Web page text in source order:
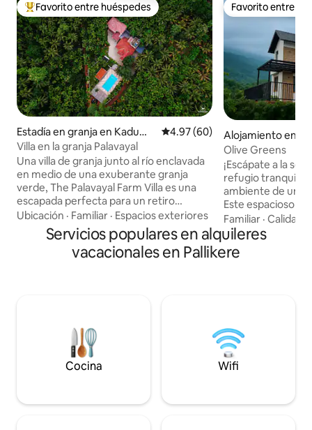
Favorito entre huéspedes preferido
Favorito entre huéspedes
Estadía en granja en Kadume
ni
Calificación promedio: 4.97 de
4.97 (60)
Villa en la granja Palavayal
Una villa de granja junto al río enclavada
en medio de una exuberante granja
verde, The Palavayal Farm Villa es una
escapada perfecta para un retiro
completo en la naturaleza. El río
Tejaswini fluye a través de la propiedad,
dando a nuestros huéspedes acceso
privado exclusivo al río. Los huéspedes
aquellos que quieren alejarse de la
ciudad y pasar tiempo de calidad con
familiares y amigos en medio de la
naturaleza.
Ubicación · Familiar · Espacios exteriores
Favorito entre
Favorito entre
Alojamiento en
Olive Greens
¡Escápate a la serenidad!
refugio tranquilo
ambiente de una
Este espacioso
espacios para
Dormitorios bien
adicional para
para cenar al aire
incluyen: -
Vigilancia CCTV.
Familiar ·Calidad-
Servicios populares en alquileres
vacacionales en Pallikere
Cocina Wifi